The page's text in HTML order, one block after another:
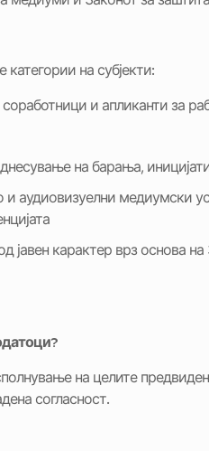
на субјекти:
и апликанти за
на барања,
и аудиовизуелни медиумски
карактер врз основа
на целите
согласност.